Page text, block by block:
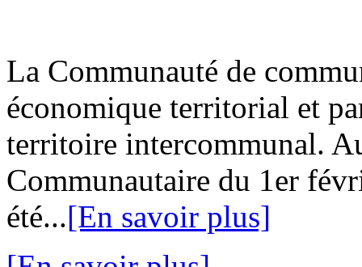
La Communauté de
économique territorial et
territoire intercommunal.
Communautaire du 1er
été...[En savoir plus]